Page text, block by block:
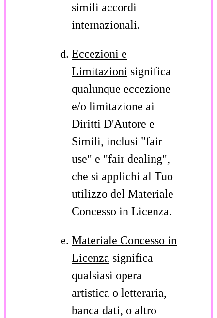
simili accordi
internazionali.
Eccezioni e
Limitazioni significa
qualunque eccezione
e/o limitazione ai
Diritti D'Autore e
Simili, inclusi "fair
use" e "fair dealing",
che si applichi al Tuo
utilizzo del Materiale
Concesso in Licenza.
Materiale Concesso in
Licenza significa
qualsiasi opera
artistica o letteraria,
banca dati, o altro